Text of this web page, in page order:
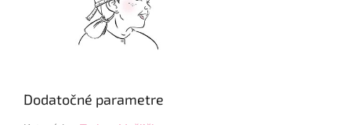
Dodatočné parametre